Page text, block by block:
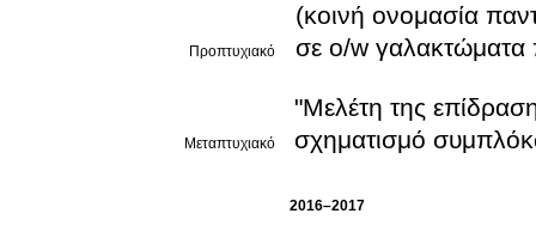
Προπτυχιακό
(κοινή ονομασία
σε o/w γαλακτώματα
Μεταπτυχιακό
"Μελέτη της
σχηματισμό
2016–2017